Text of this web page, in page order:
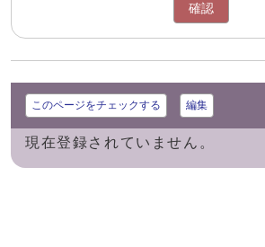
確認
このページをチェックする 編集
現在登録されていません。